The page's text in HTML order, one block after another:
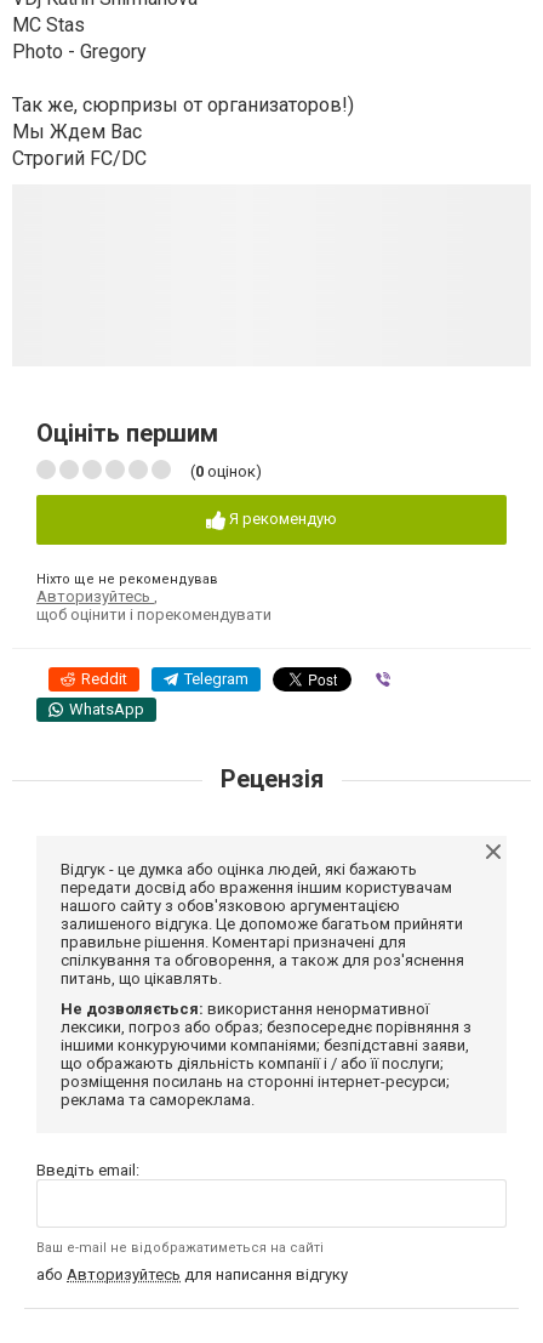
MC Stas
Photo - Gregory
Так же, сюрпризы от организаторов!)
Мы Ждем Вас
Строгий FC/DC
Оцініть першим
(0 оцінок)
Я рекомендую
Ніхто ще не рекомендував
Авторизуйтесь
щоб оцінити і порекомендувати
Reddit Telegram
WhatsApp
Рецензія
Відгук - це думка або оцінка людей, які бажають
передати досвід або враження іншим користувачам
нашого сайту з обов'язковою аргументацією
залишеного відгука. Це допоможе багатьом прийняти
правильне рішення. Коментарі призначені для
спілкування та обговорення, а також для роз'яснення
питань, що цікавлять.
Не дозволяється: використання ненормативної
лексики, погроз або образ; безпосереднє порівняння з
іншими конкуруючими компаніями; безпідставні заяви,
що ображають діяльність компанії і / або її послуги;
розміщення посилань на сторонні інтернет-ресурси;
реклама та самореклама.
Введіть email:
Ваш e-mail не відображатиметься на сайті
або Авторизуйтесь для написання відгуку